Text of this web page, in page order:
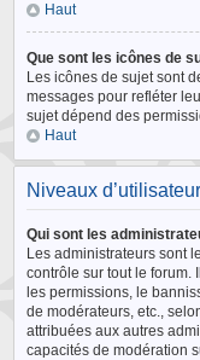
Haut
Que sont les icônes de
Les icônes de sujet sont
messages pour refléter
sujet dépend des
Haut
Niveaux
Qui sont les
Les administrateurs sont
contrôle sur tout le forum.
les permissions, le
de modérateurs, etc.,
attribuées aux autres
capacités de modération